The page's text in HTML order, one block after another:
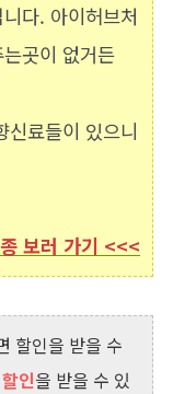
다. 아이허브처
곳이 없거든
신료들이 있으니
보러 가기 <<<
할인을 받을 수
인을 받을 수 있